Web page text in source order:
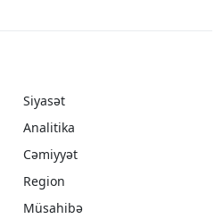
Siyasət
Analitika
Cəmiyyət
Region
Müsahibə